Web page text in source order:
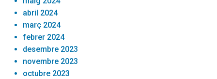
abril 2024
març 2024
febrer 2024
desembre 2023
novembre 2023
octubre 2023